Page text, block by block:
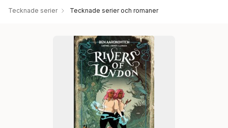
Tecknade serier Tecknade serier och romaner